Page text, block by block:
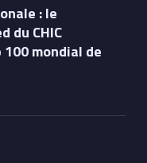
: le
du CHIC
mondial de
mondial de l’ophtalmologie”